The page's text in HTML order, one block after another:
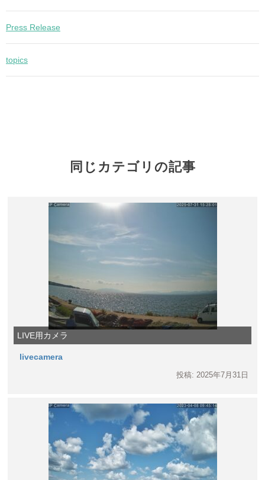
Press Release
topics
同じカテゴリの記事
LIVE用カメラ
livecamera
投稿: 2025年7月31日